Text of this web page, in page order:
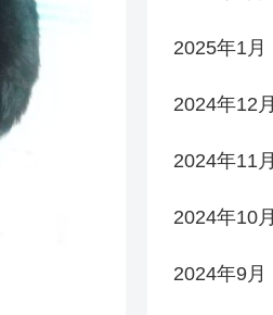
2025年1月
2024年12月
2024年11月
2024年10月
2024年9月